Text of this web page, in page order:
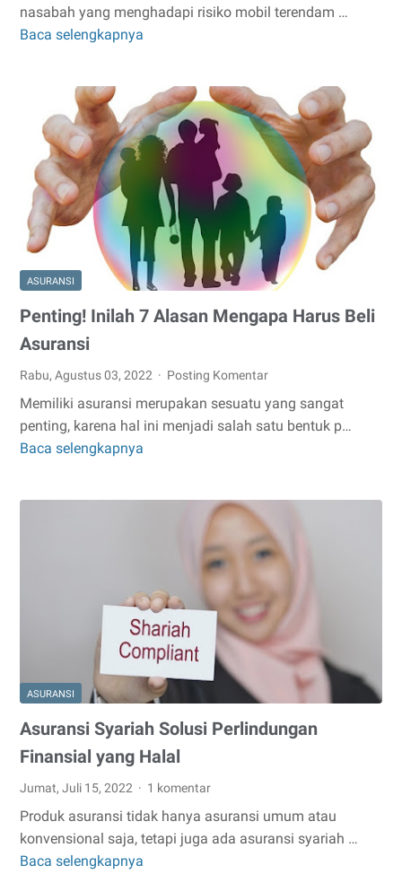
nasabah yang menghadapi risiko mobil terendam …
Baca selengkapnya
Membantu
Nasabah
Saat
Mobil
Banjir
ASURANSI
Penting! Inilah 7 Alasan Mengapa Harus Beli
Asuransi
Rabu, Agustus 03, 2022 Posting Komentar
Memiliki asuransi merupakan sesuatu yang sangat
penting, karena hal ini menjadi salah satu bentuk p…
Baca selengkapnya
Asuransi
ASURANSI
Asuransi Syariah Solusi Perlindungan
Finansial yang Halal
Jumat, Juli 15, 2022 1 komentar
Produk asuransi tidak hanya asuransi umum atau
konvensional saja, tetapi juga ada asuransi syariah …
Baca selengkapnya